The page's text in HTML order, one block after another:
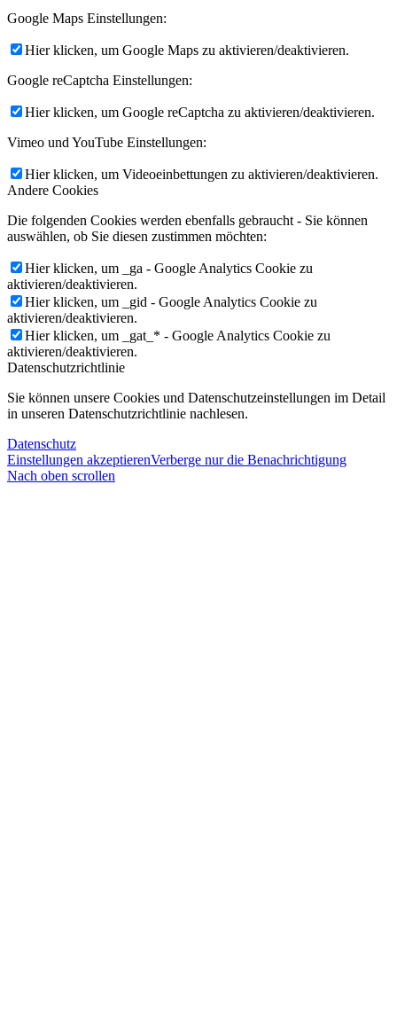
Google Maps Einstellungen:
Hier klicken, um Google Maps zu aktivieren/deaktivieren.
Google reCaptcha Einstellungen:
Hier klicken, um Google reCaptcha zu aktivieren/deaktivieren.
Vimeo und YouTube Einstellungen:
Hier klicken, um Videoeinbettungen zu aktivieren/deaktivieren.
Andere Cookies
Die folgenden Cookies werden ebenfalls gebraucht - Sie können
auswählen, ob Sie diesen zustimmen möchten:
Hier klicken, um _ga - Google Analytics Cookie zu
aktivieren/deaktivieren.
Hier klicken, um _gid - Google Analytics Cookie zu
aktivieren/deaktivieren.
Hier klicken, um _gat_* - Google Analytics Cookie zu
aktivieren/deaktivieren.
Datenschutzrichtlinie
Sie können unsere Cookies und Datenschutzeinstellungen im Detail
in unseren Datenschutzrichtlinie nachlesen.
Datenschutz
Einstellungen akzeptierenVerberge nur die Benachrichtigung
Nach oben scrollen